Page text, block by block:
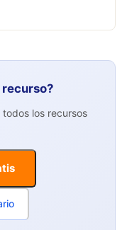
los recursos